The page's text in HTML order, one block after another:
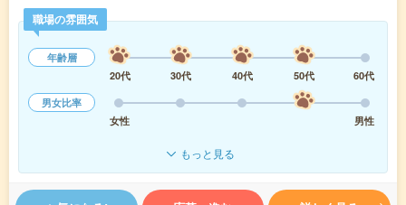
職場の雰囲気
年齢層
20代
30代 40代 50代
60代
男女比率
女性
男性
もっと見る